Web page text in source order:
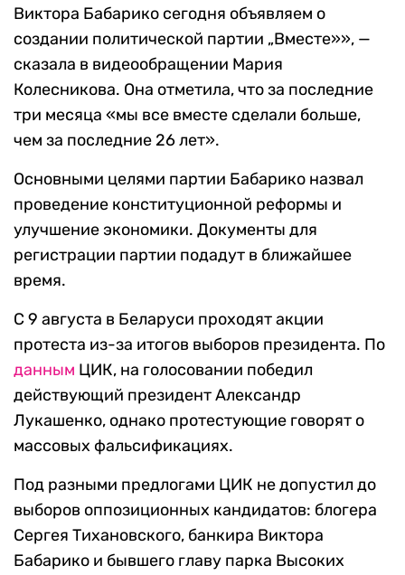
Виктора Бабарико сегодня объявляем о
создании политической партии „Вместе»», —
сказала в видеообращении Мария
Колесникова. Она отметила, что за последние
три месяца «мы все вместе сделали больше,
чем за последние 26 лет».
Основными целями партии Бабарико назвал
проведение конституционной реформы и
улучшение экономики. Документы для
регистрации партии подадут в ближайшее
время.
С 9 августа в Беларуси проходят акции
протеста из-за итогов выборов президента. По
данным ЦИК, на голосовании победил
действующий президент Александр
Лукашенко, однако протестующие говорят о
массовых фальсификациях.
Под разными предлогами ЦИК не допустил до
выборов оппозиционных кандидатов: блогера
Сергея Тихановского, банкира Виктора
Бабарико и бывшего главу парка Высоких